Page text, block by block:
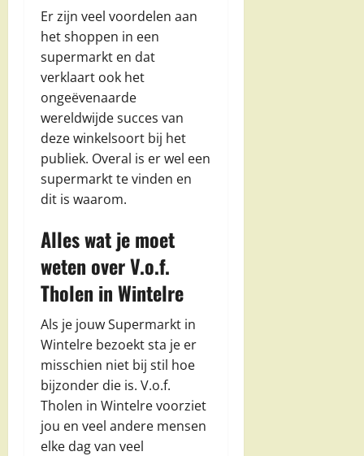
Er zijn veel voordelen aan
het shoppen in een
supermarkt en dat
verklaart ook het
ongeëvenaarde
wereldwijde succes van
deze winkelsoort bij het
publiek. Overal is er wel een
supermarkt te vinden en
dit is waarom.
Alles wat je moet
weten over V.o.f.
Tholen in Wintelre
Als je jouw Supermarkt in
Wintelre bezoekt sta je er
misschien niet bij stil hoe
bijzonder die is. V.o.f.
Tholen in Wintelre voorziet
jou en veel andere mensen
elke dag van veel